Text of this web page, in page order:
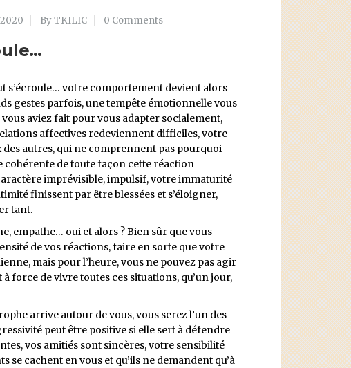
By TKILIC 0 Comments
s’écroule… votre comportement devient alors
gestes parfois, une tempête émotionnelle vous
aviez fait pour vous adapter socialement,
relations affectives redeviennent difficiles, votre
autres, qui ne comprennent pas pourquoi
de toute façon cette réaction
imprévisible, impulsif, votre immaturité
finissent par être blessées et s’éloigner,
tant.
empathe… oui et alors ? Bien sûr que vous
de vos réactions, faire en sorte que votre
mais pour l’heure, vous ne pouvez pas agir
force de vivre toutes ces situations, qu’un jour,
arrive autour de vous, vous serez l’un des
peut être positive si elle sert à défendre
vos amitiés sont sincères, votre sensibilité
se cachent en vous et qu’ils ne demandent qu’à